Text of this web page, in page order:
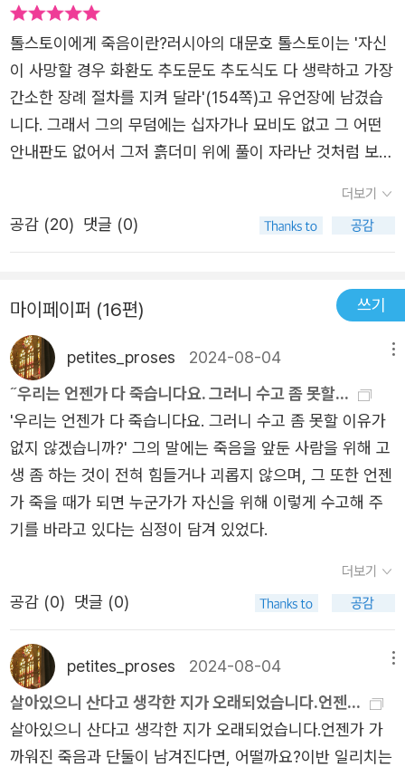
톨스토이에게 죽음이란?​러시아의 대문호 톨스토이는 '자신
이 사망할 경우 화환도 추도문도 추도식도 다 생략하고 가장
간소한 장례 절차를 지켜 달라'(154쪽)고 유언장에 남겼습
니다. 그래서 그의 무덤에는 십자가나 묘비도 없고 그 어떤
안내판도 없어서 그저 흙더미 위에 풀이 자라난 것처럼 보인
나칠 수도 있을 겁니다.​그에게는 평생에 걸친 두 가지 화두
가 있었습니다. 그는 평생 두 화두를 탐구했습니다. 첫번째
간이 만들지 않은 거의 모든 것을 의미합니다. '가장 간단한
도구에서 기술, 과학, 관습, 사회 제도, 종교, 교육, 문화, 예
술에 이르는 모든 것'(163쪽)을 문명이라는 이름으로 거부
하며 자연스러운 삶을 추구했습니다. 그의 무덤에 아무런 표
식이 없는 것 또한 같은 맥락일지도 모릅니다. 나아가 그는
자연을 넘어서는 것, 즉 '초자연적인 어떤 것, 영혼'을 강조했
습니다.두번째는 '죽음' 입니다. 필멸의 인간이라면 누구나
맞이하게 될 죽음. 그는 죽음의 공포에 시달리기도 하며, 평
생 삶과 죽음의 문제에 대한 답을 찾으려 탐구했습니다. ​삶
에는 아무것도 없고 오로지 죽음만이 있을 뿐이다!​미완성 단
이반 일리치처럼 성공가도를 달리던 톨스토이는 한 지방에
매물로 나온 영지를 보러 방문한다. 오랜 여행으로 피곤했던
그는 한 여관방에서 하룻밤 쉬기로 하는데, 너무 피곤한 나
머지 잠들 수가 없었고 오히려 어떤 공포를 느꼈다고 합니
다. 다음날 자신의 아내에게 보낸 편지에서 그는 이렇게 썼
습니다.​'새벽 2시였소. 너무나 피곤했소. 자고 싶었고, 피곤
더보기
공감 (20) 댓글 (0)
마이페이퍼 (16편) 쓰기
petites_proses 2024-08-04
˝우리는 언젠가 다 죽습니다요. 그러니 수고 좀 못할...
'우리는 언젠가 다 죽습니다요. 그러니 수고 좀 못할 이유가
없지 않겠습니까?' 그의 말에는 죽음을 앞둔 사람을 위해 고
생 좀 하는 것이 전혀 힘들거나 괴롭지 않으며, 그 또한 언젠
가 죽을 때가 되면 누군가가 자신을 위해 이렇게 수고해 주
기를 바라고 있다는 심정이 담겨 있었다.
더보기
공감 (0) 댓글 (0)
petites_proses 2024-08-04
살아있으니 산다고 생각한 지가 오래되었습니다.언젠...
살아있으니 산다고 생각한 지가 오래되었습니다.언젠가 가
까워진 죽음과 단둘이 남겨진다면, 어떨까요?이반 일리치는